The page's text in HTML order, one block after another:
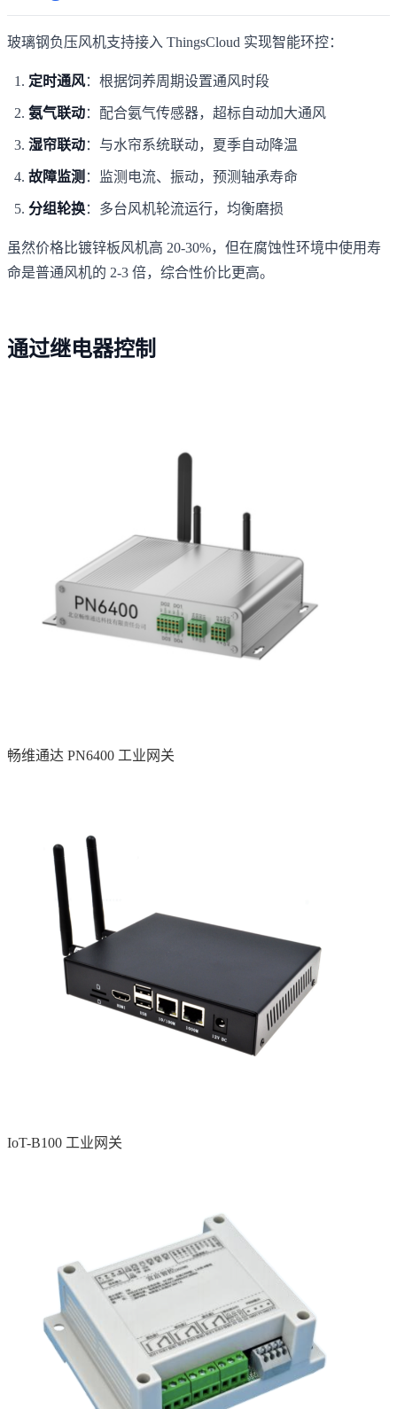
玻璃钢负压风机支持接入 ThingsCloud 实现智能环控：
定时通风：根据饲养周期设置通风时段
氨气联动：配合氨气传感器，超标自动加大通风
湿帘联动：与水帘系统联动，夏季自动降温
故障监测 ：监测电流、振动，预测轴承寿命
分组轮换：多台风机轮流运行，均衡磨损
虽然价格比镀锌板风机高 20-30%，但在腐蚀性环境中使用寿
命是普通风机的 2-3 倍，综合性价比更高。
通过继电器控制
畅维通达 PN6400 工业网关
IoT-B100 工业网关